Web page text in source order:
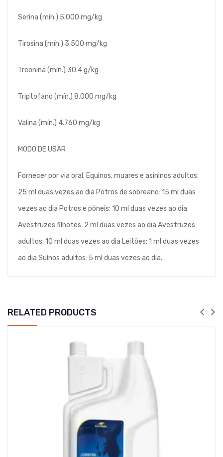
Serina (mín.) 5.000 mg/kg
Tirosina (mín.) 3.500 mg/kg
Treonina (mín.) 30.4 g/kg
Triptofano (mín.) 8.000 mg/kg
Valina (mín.) 4.760 mg/kg
MODO DE USAR
Fornecer por via oral. Equinos, muares e asininos adultos:
25 ml duas vezes ao dia Potros de sobreano: 15 ml duas
vezes ao dia Potros e pôneis: 10 ml duas vezes ao dia
Avestruzes filhotes: 2 ml duas vezes ao dia Avestruzes
adultos: 10 ml duas vezes ao dia Leitões: 1 ml duas vezes
ao dia Suínos adultos: 5 ml duas vezes ao dia.
RELATED PRODUCTS